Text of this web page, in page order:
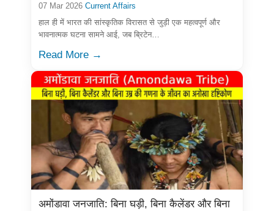
07 Mar 2026 Current Affairs
हाल ही में भारत की सांस्कृतिक विरासत से जुड़ी एक महत्वपूर्ण और
भावनात्मक घटना सामने आई, जब ब्रिटेन…
Read More →
अमोंडावा जनजाति: बिना घड़ी, बिना कैलेंडर और बिना